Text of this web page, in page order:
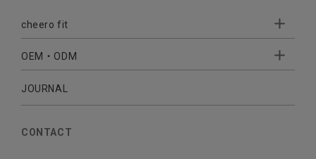
CABLE CHARGER
Sleepion
MOBILE
cheero fit
- Sleepion3
- 軟骨伝導式集音器
OEM・ODM
- OEM・ODM 開発
JOURNAL
CONTACT